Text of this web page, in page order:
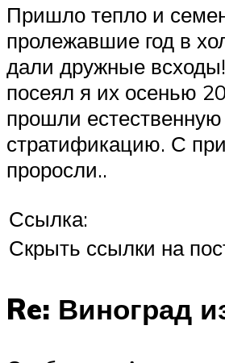
Пришло тепло и
пролежавшие год в
дали дружные
посеял я их осенью
прошли естественную
стратификацию. С
проросли..
Ссылка:
Скрыть ссылки на
Re: Виноград